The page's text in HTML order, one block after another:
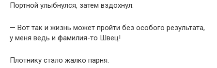
Портной улыбнулся, затем вздохнул:
— Вот так и жизнь может пройти без особого результата,
у меня ведь и фамилия-то Швец!
Плотнику стало жалко парня.